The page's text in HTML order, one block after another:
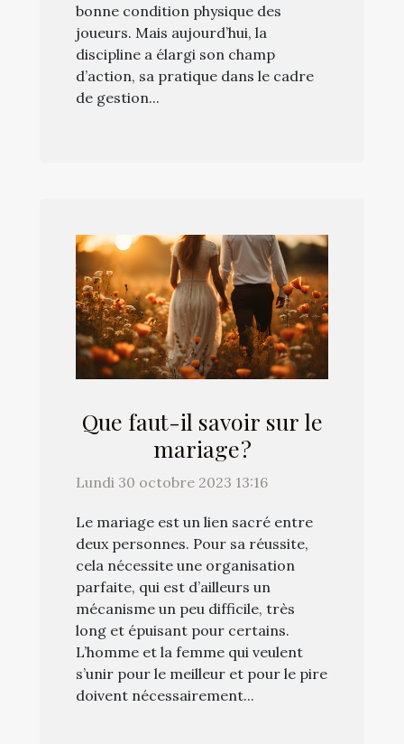
bonne condition physique des
joueurs. Mais aujourd’hui, la
discipline a élargi son champ
d’action, sa pratique dans le cadre
de gestion...
Que faut-il savoir sur le
mariage ?
Lundi 30 octobre 2023 13:16
Le mariage est un lien sacré entre
deux personnes. Pour sa réussite,
cela nécessite une organisation
parfaite, qui est d’ailleurs un
mécanisme un peu difficile, très
long et épuisant pour certains.
L’homme et la femme qui veulent
s’unir pour le meilleur et pour le pire
doivent nécessairement...